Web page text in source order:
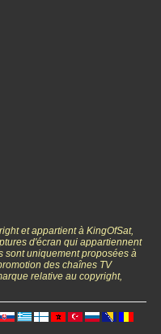
et appartient à KingOfSat,
d'écran qui appartiennent
sont uniquement proposées à
des chaînes TV
relative au copyright,